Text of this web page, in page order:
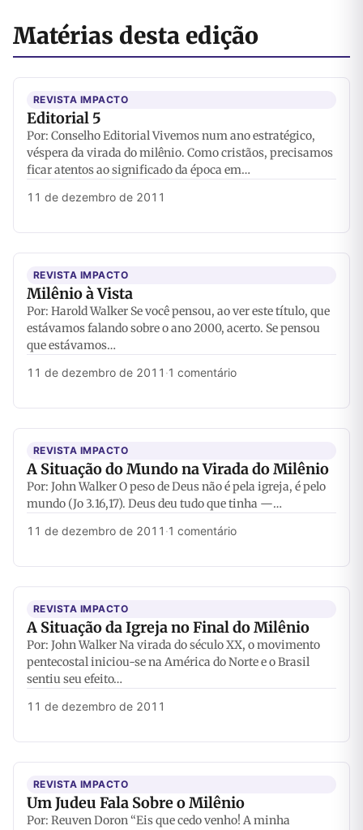
Matérias desta edição
REVISTA IMPACTO
Editorial 5
Por: Conselho Editorial Vivemos num ano estratégico,
véspera da virada do milênio. Como cristãos, precisamos
ficar atentos ao significado da época em…
11 de dezembro de 2011
REVISTA IMPACTO
Milênio à Vista
Por: Harold Walker Se você pensou, ao ver este título, que
estávamos falando sobre o ano 2000, acerto. Se pensou
que estávamos…
11 de dezembro de 2011 ·1 comentário
REVISTA IMPACTO
A Situação do Mundo na Virada do Milênio
Por: John Walker O peso de Deus não é pela igreja, é pelo
mundo (Jo 3.16,17). Deus deu tudo que tinha —…
11 de dezembro de 2011 ·1 comentário
REVISTA IMPACTO
A Situação da Igreja no Final do Milênio
Por: John Walker Na virada do século XX, o movimento
pentecostal iniciou-se na América do Norte e o Brasil
sentiu seu efeito…
11 de dezembro de 2011
REVISTA IMPACTO
Um Judeu Fala Sobre o Milênio
Por: Reuven Doron “Eis que cedo venho! A minha